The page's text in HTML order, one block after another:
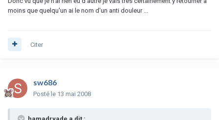
moins que quelqu'un ai le nom d'un anti douleur ...
Citer
sw686
Posté le 13 mai 2008